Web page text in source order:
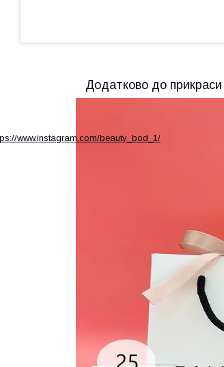
Додатково до
www.instagram.com/beauty_bod_1/